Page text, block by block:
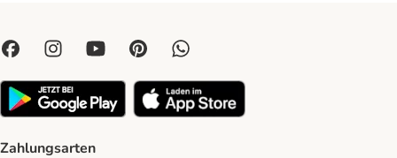
Zahlungsarten